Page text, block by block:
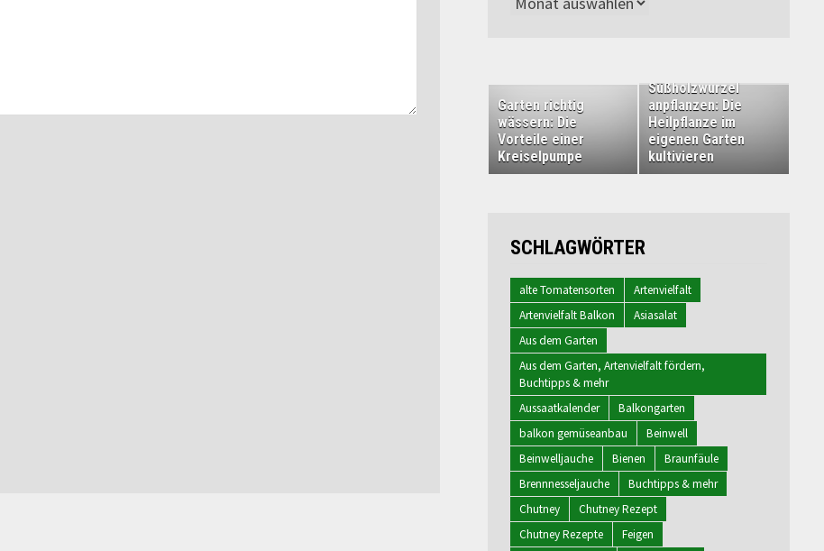
Garten richtig
wässern: Die
Vorteile einer
Kreiselpumpe
Süßholzwurzel
anpflanzen: Die
Heilpflanze im
eigenen Garten
kultivieren
SCHLAGWÖRTER
alte Tomatensorten
Artenvielfalt
Artenvielfalt Balkon
Asiasalat
Aus dem Garten
Aus dem Garten, Artenvielfalt fördern,
Buchtipps & mehr
Aussaatkalender
Balkongarten
balkon gemüseanbau
Beinwell
Beinwelljauche
Bienen
Braunfäule
Brennnesseljauche
Buchtipps & mehr
Chutney
Chutney Rezept
Chutney Rezepte
Feigen